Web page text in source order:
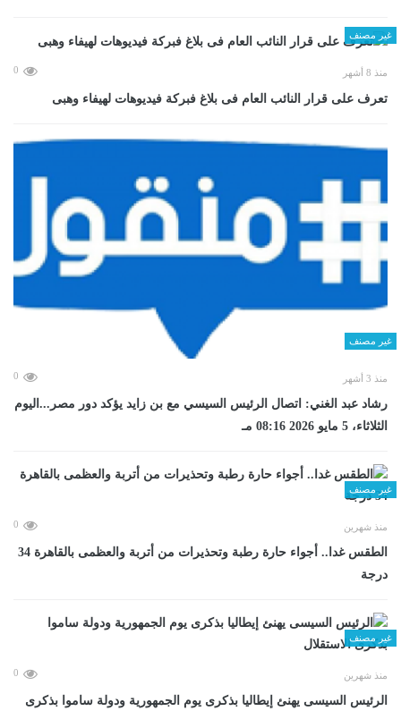
غير مصنف
منذ 8 أشهر 0
تعرف على قرار النائب العام فى بلاغ فبركة فيديوهات لهيفاء وهبى
غير مصنف
منذ 3 أشهر 0
رشاد عبد الغني: اتصال الرئيس السيسي مع بن زايد يؤكد دور مصر...اليوم
الثلاثاء، 5 مايو 2026 08:16 مـ
غير مصنف
منذ شهرين 0
الطقس غدا.. أجواء حارة رطبة وتحذيرات من أتربة والعظمى بالقاهرة 34
درجة
غير مصنف
منذ شهرين 0
الرئيس السيسى يهنئ إيطاليا بذكرى يوم الجمهورية ودولة ساموا بذكرى